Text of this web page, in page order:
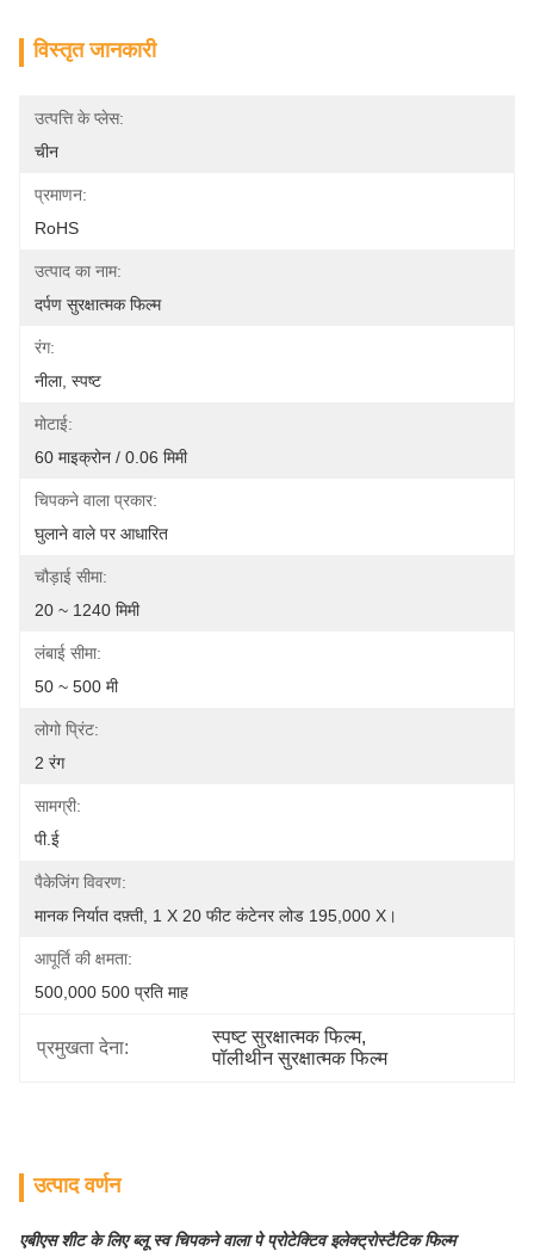
विस्तृत जानकारी
उत्पत्ति के प्लेस:
चीन
प्रमाणन:
RoHS
उत्पाद का नाम:
दर्पण सुरक्षात्मक फिल्म
रंग:
नीला, स्पष्ट
मोटाई:
60 माइक्रोन / 0.06 मिमी
चिपकने वाला प्रकार:
घुलाने वाले पर आधारित
चौड़ाई सीमा:
20 ~ 1240 मिमी
लंबाई सीमा:
50 ~ 500 मी
लोगो प्रिंट:
2 रंग
सामग्री:
पी.ई
पैकेजिंग विवरण:
मानक निर्यात दफ़्ती, 1 X 20 फीट कंटेनर लोड 195,000 X।
आपूर्ति की क्षमता:
500,000 500 प्रति माह
प्रमुखता देना:
स्पष्ट सुरक्षात्मक फिल्म,
पॉलीथीन सुरक्षात्मक फिल्म
उत्पाद वर्णन
एबीएस शीट के लिए ब्लू स्व चिपकने वाला पे प्रोटेक्टिव इलेक्ट्रोस्टैटिक फिल्म